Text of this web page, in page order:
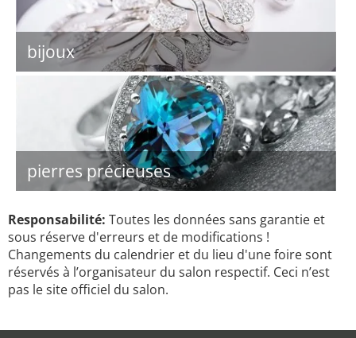
bijoux
pierres précieuses
Responsabilité: Toutes les données sans garantie et
sous réserve d'erreurs et de modifications !
Changements du calendrier et du lieu d'une foire sont
réservés à l’organisateur du salon respectif. Ceci n’est
pas le site officiel du salon.